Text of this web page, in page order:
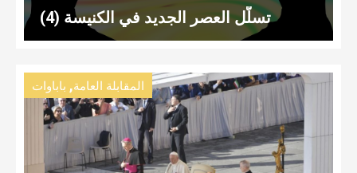
تسلّل العصر الجديد في الكنيسة (4)
المقابلة العامة, باباوات